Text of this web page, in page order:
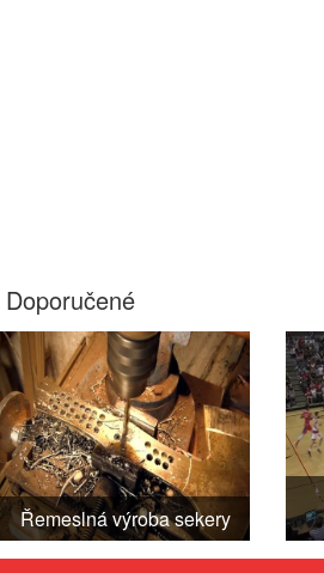
Doporučené
Řemeslná výroba sekery